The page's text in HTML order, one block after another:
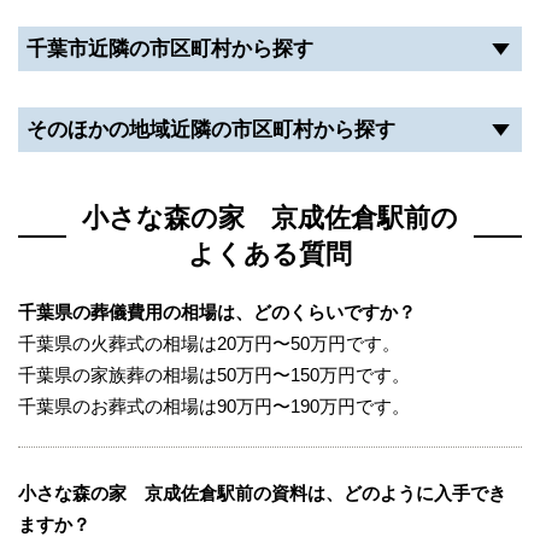
千葉市近隣の市区町村から探す
そのほかの地域近隣の市区町村から探す
小さな森の家 京成佐倉駅前の
よくある質問
千葉県の葬儀費用の相場は、どのくらいですか？
千葉県の火葬式の相場は20万円〜50万円です。
千葉県の家族葬の相場は50万円〜150万円です。
千葉県のお葬式の相場は90万円〜190万円です。
小さな森の家 京成佐倉駅前の資料は、どのように入手でき
ますか？